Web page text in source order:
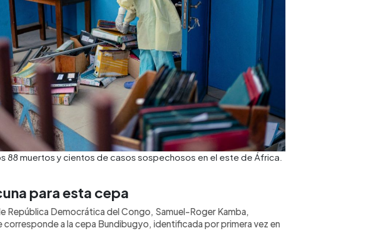
88 muertos y cientos de casos sospechosos en el este de África.
para esta cepa
República Democrática del Congo, Samuel-Roger Kamba,
a la cepa Bundibugyo, identificada por primera vez en